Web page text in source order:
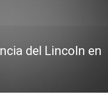
del Lincoln en